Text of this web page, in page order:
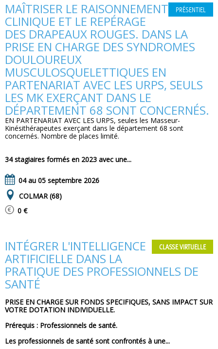
PRÉSENTIEL
MAÎTRISER LE RAISONNEMENT
CLINIQUE ET LE REPÉRAGE
DES DRAPEAUX ROUGES. DANS LA
PRISE EN CHARGE DES SYNDROMES
DOULOUREUX
MUSCULOSQUELETTIQUES EN
PARTENARIAT AVEC LES URPS, SEULS
LES MK EXERÇANT DANS LE
DÉPARTEMENT 68 SONT CONCERNÉS.
EN PARTENARIAT AVEC LES URPS, seules les Masseur-
Kinésithérapeutes exerçant dans le département 68 sont
concernés. Nombre de places limité.
34 stagiaires formés en 2023 avec une...
04 au 05 septembre 2026
COLMAR (68)
0 €
CLASSE VIRTUELLE
INTÉGRER L'INTELLIGENCE
ARTIFICIELLE DANS LA
PRATIQUE DES PROFESSIONNELS DE
SANTÉ
PRISE EN CHARGE SUR FONDS SPECIFIQUES, SANS IMPACT SUR
VOTRE DOTATION INDIVIDUELLE.
Prérequis : Professionnels de santé.
Les professionnels de santé sont confrontés à une...